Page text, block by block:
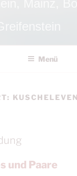
Menü
und Paare